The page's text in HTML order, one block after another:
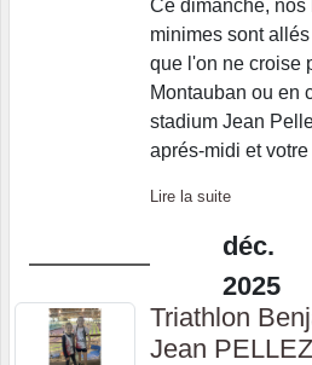
Ce dimanche,
minimes sont
que l'on ne croise
Montauban ou en
stadium Jean
aprés-midi et
Lire la suite
déc.
2025
Triathlon
Jean